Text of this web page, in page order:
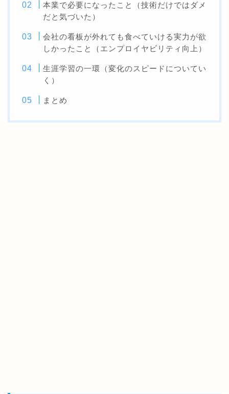
本業で必要になったこと（技術だけではダメ
だと気づいた）
会社の看板が外れても食べていける実力が欲
しかったこと（エンプロイヤビリティ向上）
生涯学習の一環（変化のスピードについてい
く）
まとめ